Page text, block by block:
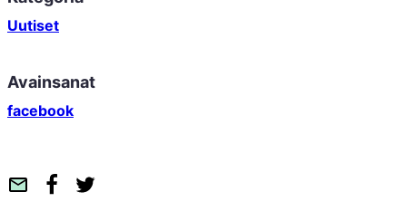
Uutiset
Avainsanat
facebook